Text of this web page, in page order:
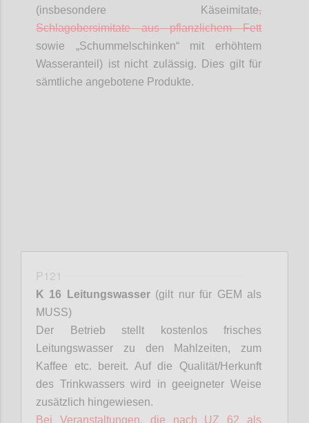
(insbesondere Käseimitate,
Schlagobersimitateaus pflanzlichem Fett
sowie „Schummelschinken“ mit erhöhtem
Wasseranteil) ist nicht zulässig. Dies gilt für
sämtliche angebotene Produkte.
P121
K 16 Leitungswasser (gilt nur für GEM als
MUSS)
Der Betrieb stellt kostenlos frisches
Leitungswasser zu den Mahlzeiten, zum
Kaffee etc. bereit. Auf die Qualität/Herkunft
des Trinkwassers wird in geeigneter Weise
zusätzlich hingewiesen.
Bei Veranstaltungen, die nach UZ 62 als